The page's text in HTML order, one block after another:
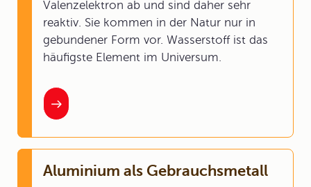
Valenzelektron ab und sind daher sehr
reaktiv. Sie kommen in der Natur nur in
gebundener Form vor. Wasserstoff ist das
häufigste Element im Universum.
Aluminium als Gebrauchsmetall